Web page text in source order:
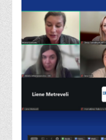
Здобутки
Матеріали
Міжнародна
Закордонні
Програми
Програми
Міжнародні